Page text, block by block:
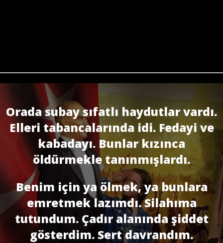
Orada subay sıfatlı haydutlar vardı.
Elleri tabancalarında idi. Fedayi ve
kabadayı. Bunlar kızınca
öldürmekle tanınmışlardı.
Benim için ya ölmek, ya bunlara
emretmek lazımdı. Silahıma
tutundum. Çadır alanında şiddet
gösterdim. Sert davrandım.